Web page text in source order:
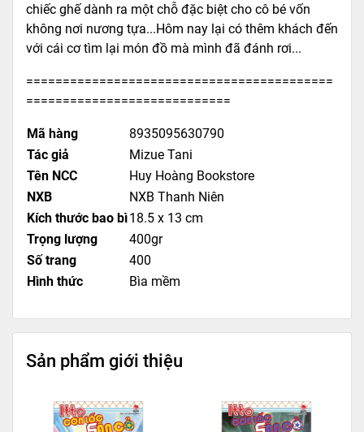
chiếc ghế dành ra một chỗ đặc biệt cho cô bé vốn
không nơi nương tựa...Hôm nay lại có thêm khách đến
với cái cơ tìm lại món đồ mà mình đã đánh rơi...
==========================================
============================
Mã hàng
8935095630790
Tác giả
Mizue Tani
Tên NCC
Huy Hoàng Bookstore
NXB
NXB Thanh Niên
Kích thước bao bì18.5 x 13 cm
Trọng lượng
400gr
Số trang
400
Hình thức
Bìa mềm
Sản phẩm giới thiệu